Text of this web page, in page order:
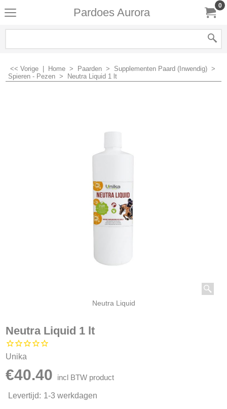
Pardoes Aurora
0
<< Vorige Home > Paarden > Supplementen Paard (Inwendig) >
Spieren - Pezen > Neutra Liquid 1 lt
Neutra Liquid
Neutra Liquid 1 lt
Unika
€40.40 incl BTW product
Levertijd: 1-3 werkdagen